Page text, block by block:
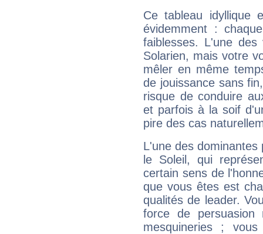
Ce tableau idyllique
évidemment :
faiblesses. L'une
Solarien, mais votre
mêler en même
de jouissance sans
risque de conduire
et parfois à la soif
pire des cas
L'une des
le Soleil, qui
certain sens de
que vous êtes est
qualités de leader.
force de
mesquineries ;